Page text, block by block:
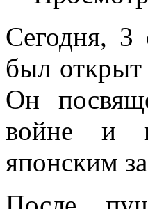
Сегодня, 3
был
Он
войне и
японским